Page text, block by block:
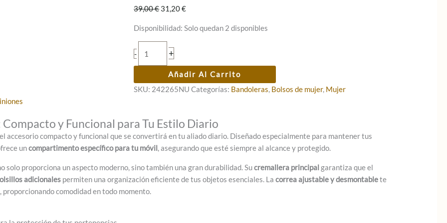
39,00€ El
original
era:
39,00 €.
31,20€El
actual
Disponibilidad: Solo quedan 2 disponibles
-
Portamóvil
Osaka
Nude/Negro
+
Añadir Al Carrito
SKU: 242265NU Categorías: Bandoleras, Bolsos de mujer, Mujer
y Funcional para Tu Estilo Diario
accesorio compacto y funcional que se convertirá en tu aliado diario. Diseñado especialmente para mantener tus
uncompartimento específico para tu móvil, asegurando que esté siempre al alcance y protegido.
solo proporciona un aspecto moderno, sino también una gran durabilidad. Sucremallera principalgarantiza que el
adicionales permiten una organización eficiente de tus objetos esenciales. Lacorrea ajustable y desmontablete
comodidad en todo momento.